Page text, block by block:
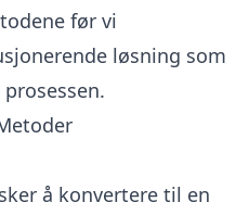
før vi
løsning som
å konvertere til en